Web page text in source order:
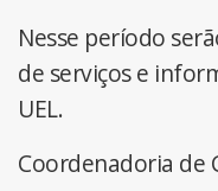
Nesse período
de serviços e
UEL.
Coordenadoria de